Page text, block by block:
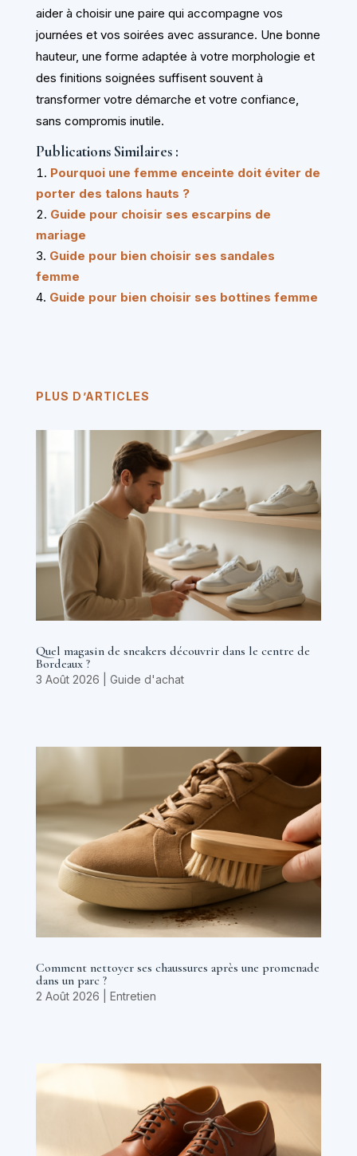
aider à choisir une paire qui accompagne vos
journées et vos soirées avec assurance. Une bonne
hauteur, une forme adaptée à votre morphologie et
des finitions soignées suffisent souvent à
transformer votre démarche et votre confiance,
sans compromis inutile.
Publications Similaires :
Pourquoi une femme enceinte doit éviter de
porter des talons hauts ?
Guide pour choisir ses escarpins de
mariage
Guide pour bien choisir ses sandales
femme
Guide pour bien choisir ses bottines femme
PLUS D’ARTICLES
Quel magasin de sneakers découvrir dans le centre de
Bordeaux ?
3 Août 2026 Guide d'achat
Comment nettoyer ses chaussures après une promenade
dans un parc ?
2 Août 2026 Entretien